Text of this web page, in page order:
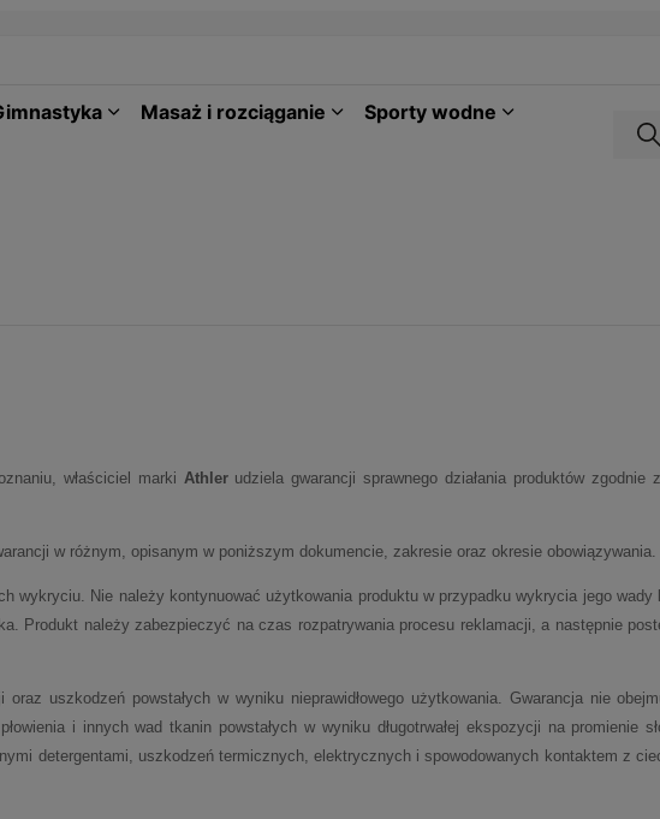
Masaż i rozciąganie
Sporty wodne
właściciel marki Athler udziela gwarancji sprawnego działania produktów
w różnym, opisanym w poniższym dokumencie, zakresie oraz okresie obowiązywania.
wykryciu. Nie należy kontynuować użytkowania produktu w przypadku wykrycia jego
Produkt należy zabezpieczyć na czas rozpatrywania procesu reklamacji, a następnie
uszkodzeń powstałych w wyniku nieprawidłowego użytkowania. Gwarancja nie
i innych wad tkanin powstałych w wyniku długotrwałej ekspozycji na promienie
detergentami, uszkodzeń termicznych, elektrycznych i spowodowanych kontaktem z